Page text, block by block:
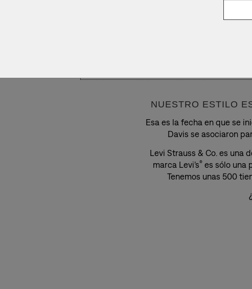
NUESTRO ESTILO
Esa es la fecha en que se
Davis se asociaron
Levi Strauss & Co. es una
marca Levi’s®es sólo una
Tenemos unas 500